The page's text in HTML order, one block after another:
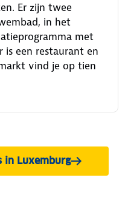
Er zijn twee
in het
met
is een restaurant en
vind je op tien
in Luxemburg